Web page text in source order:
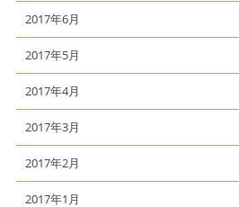
2017年6月
2017年5月
2017年4月
2017年3月
2017年2月
2017年1月